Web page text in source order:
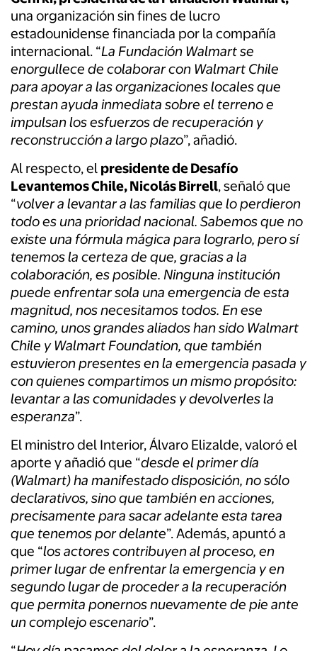
una organización sin fines de lucro
estadounidense financiada por la compañía
internacional. “La Fundación Walmart se
enorgullece de colaborar con Walmart Chile
para apoyar a las organizaciones locales que
prestan ayuda inmediata sobre el terreno e
impulsan los esfuerzos de recuperación y
reconstrucción a largo plazo”, añadió.
Al respecto, el presidente de Desafío
Levantemos Chile, Nicolás Birrell, señaló que
“volver a levantar a las familias que lo perdieron
todo es una prioridad nacional. Sabemos que no
existe una fórmula mágica para lograrlo, pero sí
tenemos la certeza de que, gracias a la
colaboración, es posible. Ninguna institución
puede enfrentar sola una emergencia de esta
magnitud, nos necesitamos todos. En ese
camino, unos grandes aliados han sido Walmart
Chile y Walmart Foundation, que también
estuvieron presentes en la emergencia pasada y
con quienes compartimos un mismo propósito:
levantar a las comunidades y devolverles la
esperanza”.
El ministro del Interior, Álvaro Elizalde, valoró el
aporte y añadió que “desde el primer día
(Walmart) ha manifestado disposición, no sólo
declarativos, sino que también en acciones,
precisamente para sacar adelante esta tarea
que tenemos por delante”. Además, apuntó a
que “los actores contribuyen al proceso, en
primer lugar de enfrentar la emergencia y en
segundo lugar de proceder a la recuperación
que permita ponernos nuevamente de pie ante
un complejo escenario”.